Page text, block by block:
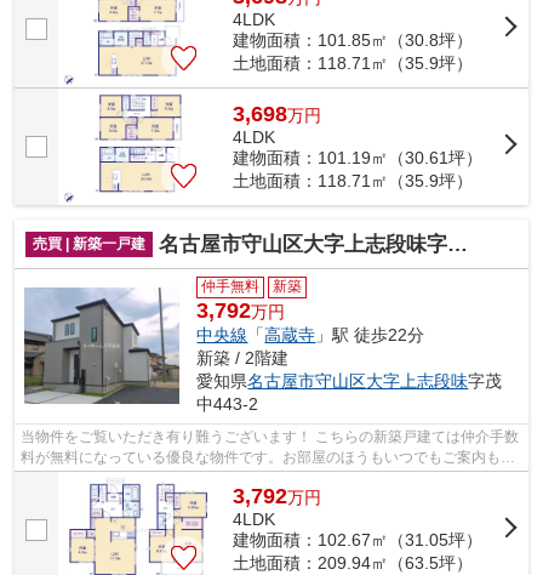
4LDK
建物面積：101.85㎡（30.8坪）
土地面積：118.71㎡（35.9坪）
3,698万円
4LDK
建物面積：101.19㎡（30.61坪）
土地面積：118.71㎡（35.9坪）
売買 | 新築一戸建 名古屋市守山区大字上志段味字茂中443-2『仲介料無料』新築戸建て
仲手無料 新築
3,792万円
中央線 「高蔵寺 」駅 徒歩22分
新築 / 2階建
愛知県名古屋市守山区大字上志段味字茂
中443-2
当物件をご覧いただき有り難うございます！ こちらの新築戸建ては仲介手数
料が無料になっている優良な物件です。お部屋のほうもいつでもご案内もさ
せて頂きますのでお気軽にお問合せ下...
3,792万円
4LDK
建物面積：102.67㎡（31.05坪）
土地面積：209.94㎡（63.5坪）